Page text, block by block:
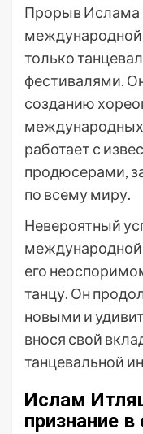
Прорыв Ислама
международной
только
фестивалями.
созданию
работает с
продюсерами,
по всему миру.
Невероятный
международной
его
танцу. Он
новыми и
внося свой
танцевальной
Ислам
признание